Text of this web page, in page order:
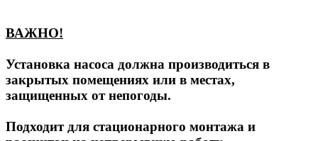
ВАЖНО!
Установка насоса должна производиться в
закрытых помещениях или в местах,
защищенных от непогоды.
Подходит для стационарного монтажа и